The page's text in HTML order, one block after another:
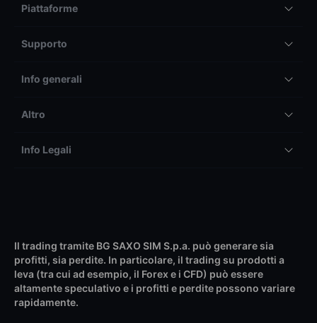
Piattaforme
Supporto
Info generali
Altro
Info Legali
Il trading tramite BG SAXO SIM S.p.a. può generare sia
profitti, sia perdite. In particolare, il trading su prodotti a
leva (tra cui ad esempio, il Forex e i CFD) può essere
altamente speculativo e i profitti e perdite possono variare
rapidamente.